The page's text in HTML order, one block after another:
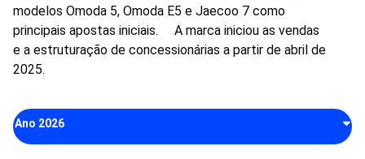
modelos Omoda 5, Omoda E5 e Jaecoo 7 como
principais apostas iniciais. A marca iniciou as vendas
e a estruturação de concessionárias a partir de abril de
2025.
Ano 2026